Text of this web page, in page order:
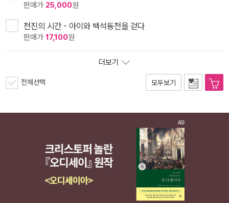
판매가 25,000원
천진의 시간 - 아이와 백석동천을 걷다
판매가 17,100원
더보기
전체선택 모두보기